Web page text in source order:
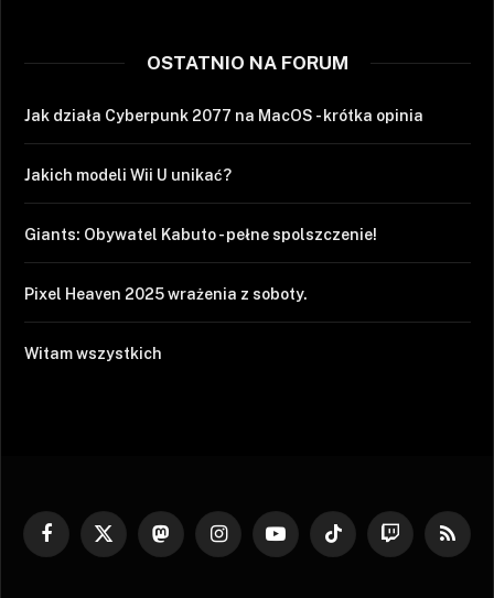
OSTATNIO NA FORUM
Jak działa Cyberpunk 2077 na MacOS - krótka opinia
Jakich modeli Wii U unikać?
Giants: Obywatel Kabuto - pełne spolszczenie!
Pixel Heaven 2025 wrażenia z soboty.
Witam wszystkich
Facebook
X
MastodonInstagramYouTubeTikTok Twitch RSS